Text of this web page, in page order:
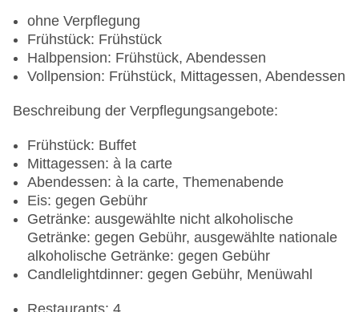
ohne Verpflegung
Frühstück: Frühstück
Halbpension: Frühstück, Abendessen
Vollpension: Frühstück, Mittagessen, Abendessen
Beschreibung der Verpflegungsangebote:
Frühstück: Buffet
Mittagessen: à la carte
Abendessen: à la carte, Themenabende
Eis: gegen Gebühr
Getränke: ausgewählte nicht alkoholische
Getränke: gegen Gebühr, ausgewählte nationale
alkoholische Getränke: gegen Gebühr
Candlelightdinner: gegen Gebühr, Menüwahl